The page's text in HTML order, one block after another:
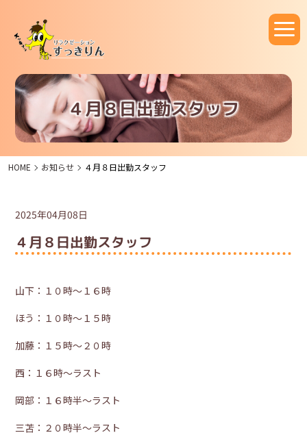
４月８日出勤スタッフ
HOME お知らせ ４月８日出勤スタッフ
2025年04月08日
４月８日出勤スタッフ
山下：１０時～１６時
ほう：１０時～１５時
加藤：１５時～２０時
西：１６時～ラスト
岡部：１６時半～ラスト
三苫：２０時半～ラスト